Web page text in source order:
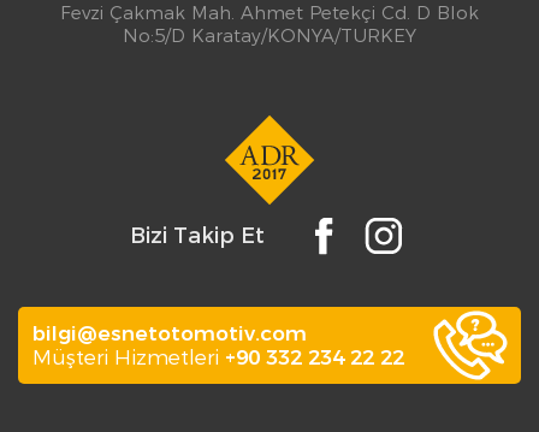
Fevzi Çakmak Mah. Ahmet Petekçi Cd. D Blok
No:5/D Karatay/KONYA/TURKEY
Bizi Takip Et
bilgi@esnetotomotiv.com
Müşteri Hizmetleri +90 332 234 22 22